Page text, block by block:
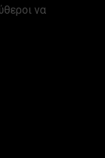
να